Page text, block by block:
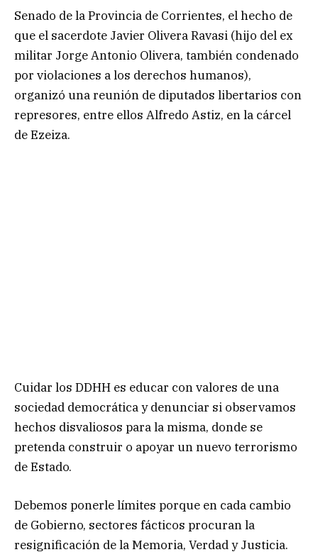
Senado de la Provincia de Corrientes, el hecho de
que el sacerdote Javier Olivera Ravasi (hijo del ex
militar Jorge Antonio Olivera, también condenado
por violaciones a los derechos humanos),
organizó una reunión de diputados libertarios con
represores, entre ellos Alfredo Astiz, en la cárcel
de Ezeiza.
Cuidar los DDHH es educar con valores de una
sociedad democrática y denunciar si observamos
hechos disvaliosos para la misma, donde se
pretenda construir o apoyar un nuevo terrorismo
de Estado.
Debemos ponerle límites porque en cada cambio
de Gobierno, sectores fácticos procuran la
resignificación de la Memoria, Verdad y Justicia.